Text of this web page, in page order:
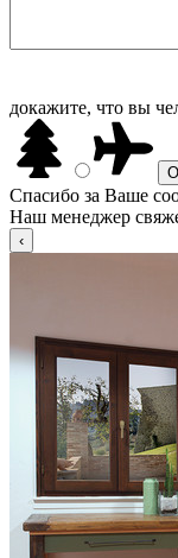
докажите, что вы
Спасибо за Ваше
Наш менеджер